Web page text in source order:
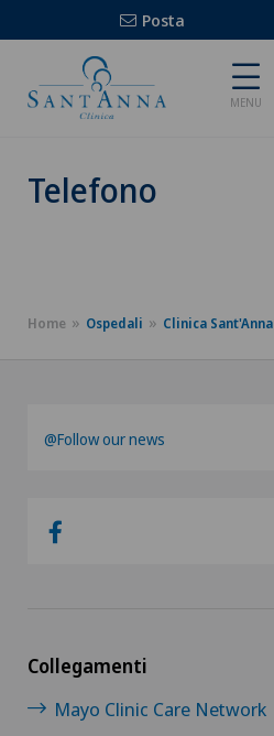
Posta
MENU
Telefono
Home Ospedali Clinica Sant'Anna
@Follow our news
Collegamenti
Mayo Clinic Care Network